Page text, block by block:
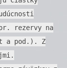
rezervy na
a pod.). Z